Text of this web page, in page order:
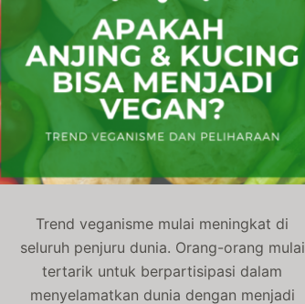
Trend veganisme mulai meningkat di
seluruh penjuru dunia. Orang-orang mulai
tertarik untuk berpartisipasi dalam
menyelamatkan dunia dengan menjadi